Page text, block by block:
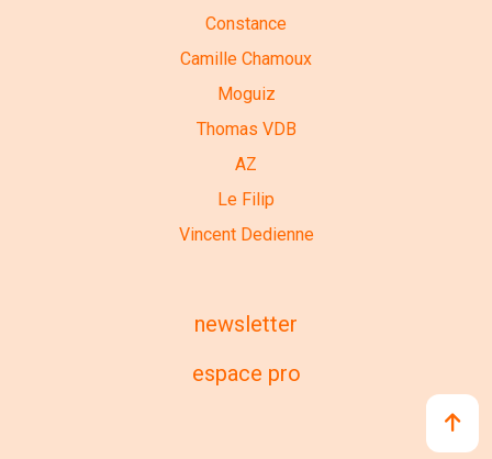
Constance
Camille Chamoux
Moguiz
Thomas VDB
AZ
Le Filip
Vincent Dedienne
newsletter
espace pro